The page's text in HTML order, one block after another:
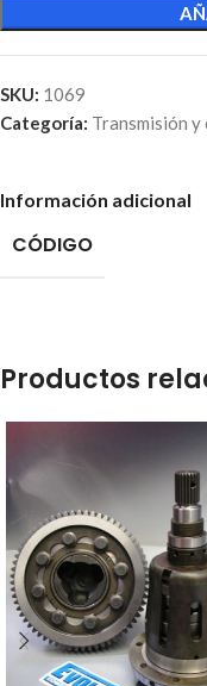
SKU: 1069
Categoría: Transmisión y
Información adicional
CÓDIGO
Productos